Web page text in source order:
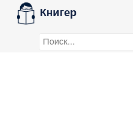
Книгер